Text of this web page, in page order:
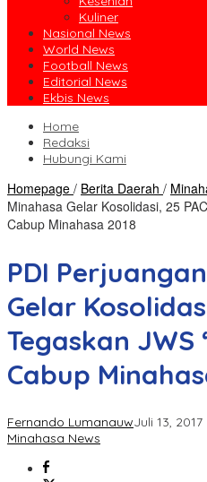
Kuliner
Nasional News
World News
Football News
Editorial News
Ekbis News
Home
Redaksi
Hubungi Kami
Homepage / Berita Daerah /
Minahasa Gelar Kosolidasi, 25
Cabup Minahasa 2018
PDI
Gelar
Tegaskan JWS
Cabup
Fernando LumanauwJuli 13, 2017
Minahasa News